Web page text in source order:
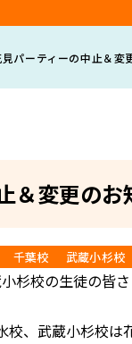
見パーティーの中止＆変
＆変更のお
千葉校 武蔵小杉校
杉校の生徒の皆
、武蔵小杉校